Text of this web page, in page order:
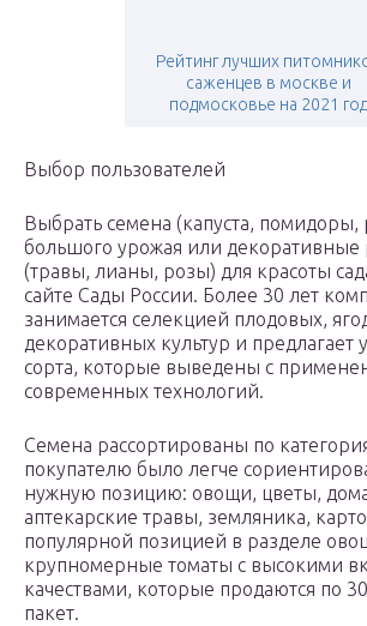
Рейтинг лучших
саженцев в москве и
подмосковье на 2021 год
Выбор пользователей
Выбрать семена (капуста, помидоры,
большого урожая или декоративные
(травы, лианы, розы) для красоты
сайте Сады России. Более 30 лет
занимается селекцией плодовых,
декоративных культур и предлагает
сорта, которые выведены с
современных технологий.
Семена рассортированы по
покупателю было легче
нужную позицию: овощи, цветы,
аптекарские травы, земляника,
популярной позицией в разделе
крупномерные томаты с высокими
качествами, которые продаются по
пакет.